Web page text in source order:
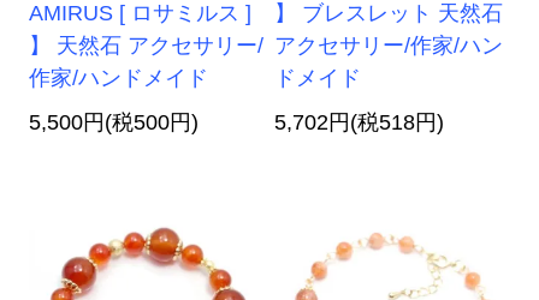
AMIRUS [ ロサミルス ]
】 天然石 アクセサリー/
作家/ハンドメイド
5,500円(税500円)
】 ブレスレット 天然石
アクセサリー/作家/ハン
ドメイド
5,702円(税518円)